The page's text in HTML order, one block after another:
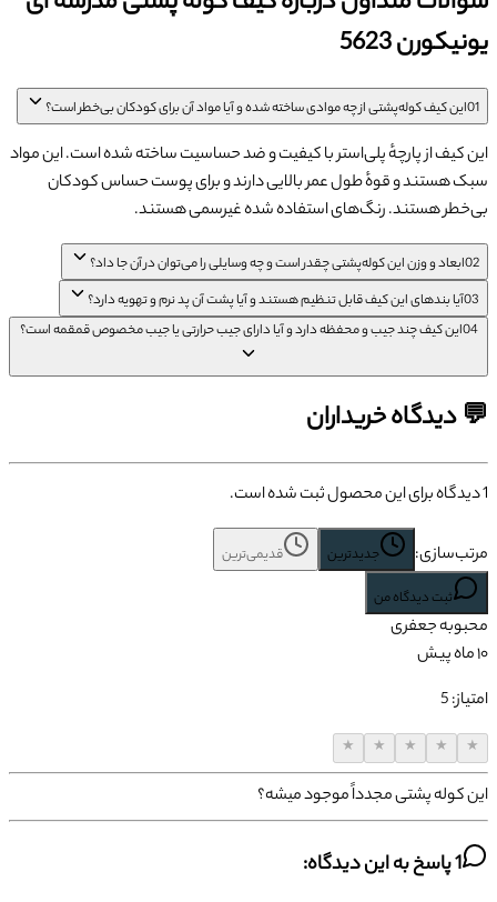
یونیکورن 5623
01این کیف کوله‌پشتی از چه موادی ساخته شده و آیا مواد آن برای کودکان بی‌خطر است؟
این کیف از پارچهٔ پلی‌استر با کیفیت و ضد حساسیت ساخته شده است. این مواد
سبک هستند و قوهٔ طول عمر بالایی دارند و برای پوست حساس کودکان
بی‌خطر هستند. رنگ‌های استفاده شده غیرسمی هستند.
02ابعاد و وزن این کوله‌پشتی چقدر است و چه وسایلی را می‌توان در آن جا داد؟
03آیا بندهای این کیف قابل تنظیم هستند و آیا پشت آن پد نرم و تهویه دارد؟
04این کیف چند جیب و محفظه دارد و آیا دارای جیب حرارتی یا جیب مخصوص قمقمه است؟
💬 دیدگاه خریداران
1دیدگاه برای این محصول ثبت شده است.
مرتب‌سازی: جدیدترین
قدیمی‌ترین
ثبت دیدگاه من
محبوبهجعفری
۱۰ ماه پیش
امتیاز:5
★
★
★
★
★
این کوله پشتی مجدداً موجود میشه؟
1پاسخ به این دیدگاه: